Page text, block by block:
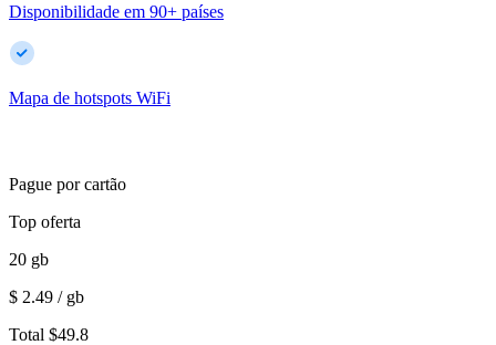
Disponibilidade em 90+ países
Mapa de hotspots WiFi
Pague por cartão
Top oferta
20 gb
$ 2.49 / gb
Total $49.8